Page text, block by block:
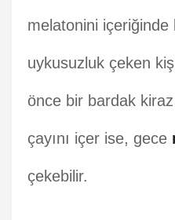
melatonini içeriğinde
uykusuzluk çeken
önce bir bardak
çayını içer ise, gece
çekebilir.